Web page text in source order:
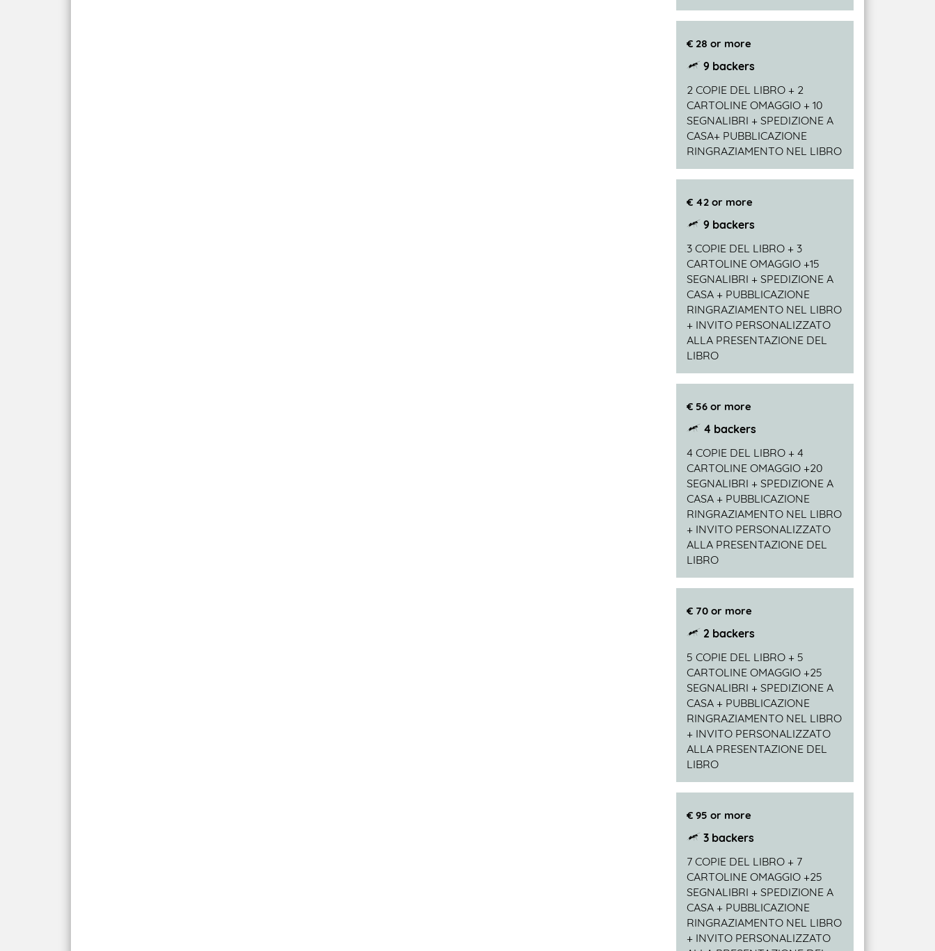
€ 28 or more
9 backers
2 COPIE DEL LIBRO + 2
CARTOLINE OMAGGIO + 10
SEGNALIBRI + SPEDIZIONE A
CASA+ PUBBLICAZIONE
RINGRAZIAMENTO NEL LIBRO
€ 42 or more
9 backers
3 COPIE DEL LIBRO + 3
CARTOLINE OMAGGIO +15
SEGNALIBRI + SPEDIZIONE A
CASA + PUBBLICAZIONE
RINGRAZIAMENTO NEL LIBRO
+ INVITO PERSONALIZZATO
ALLA PRESENTAZIONE DEL
LIBRO
€ 56 or more
4 backers
4 COPIE DEL LIBRO + 4
CARTOLINE OMAGGIO +20
SEGNALIBRI + SPEDIZIONE A
CASA + PUBBLICAZIONE
RINGRAZIAMENTO NEL LIBRO
+ INVITO PERSONALIZZATO
ALLA PRESENTAZIONE DEL
LIBRO
€ 70 or more
2 backers
5 COPIE DEL LIBRO + 5
CARTOLINE OMAGGIO +25
SEGNALIBRI + SPEDIZIONE A
CASA + PUBBLICAZIONE
RINGRAZIAMENTO NEL LIBRO
+ INVITO PERSONALIZZATO
ALLA PRESENTAZIONE DEL
LIBRO
€ 95 or more
3 backers
7 COPIE DEL LIBRO + 7
CARTOLINE OMAGGIO +25
SEGNALIBRI + SPEDIZIONE A
CASA + PUBBLICAZIONE
RINGRAZIAMENTO NEL LIBRO
+ INVITO PERSONALIZZATO